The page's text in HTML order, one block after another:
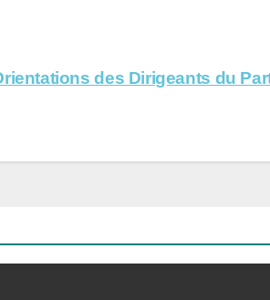
des Dirigeants du